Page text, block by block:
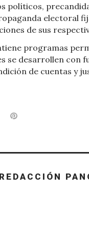
políticos,
electoral
de sus
programas
se desarrollen con
de cuentas y
Pinterest
REDACCIÓN